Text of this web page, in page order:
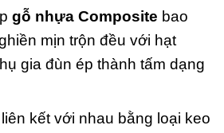
gỗ nhựa Composite bao
mịn trộn đều với hạt
gia đùn ép thành tấm dạng
kết với nhau bằng loại keo